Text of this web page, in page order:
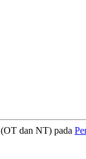
(OT dan NT) pada